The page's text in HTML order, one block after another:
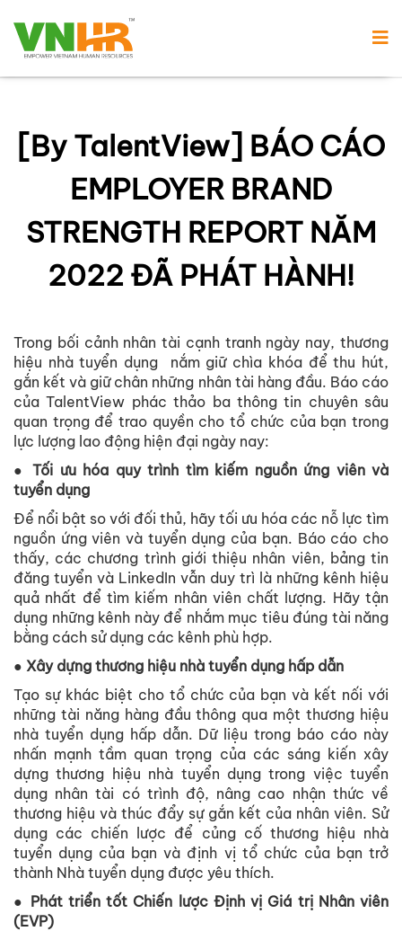
[By TalentView] BÁO CÁO
EMPLOYER BRAND
STRENGTH REPORT NĂM
2022 ĐÃ PHÁT HÀNH!
Trong bối cảnh nhân tài cạnh tranh ngày nay, thương
hiệu nhà tuyển dụng nắm giữ chìa khóa để thu hút,
gắn kết và giữ chân những nhân tài hàng đầu. Báo cáo
của TalentView phác thảo ba thông tin chuyên sâu
quan trọng để trao quyền cho tổ chức của bạn trong
lực lượng lao động hiện đại ngày nay:
● Tối ưu hóa quy trình tìm kiếm nguồn ứng viên và
tuyển dụng
Để nổi bật so với đối thủ, hãy tối ưu hóa các nỗ lực tìm
nguồn ứng viên và tuyển dụng của bạn. Báo cáo cho
thấy, các chương trình giới thiệu nhân viên, bảng tin
đăng tuyển và LinkedIn vẫn duy trì là những kênh hiệu
quả nhất để tìm kiếm nhân viên chất lượng. Hãy tận
dụng những kênh này để nhắm mục tiêu đúng tài năng
bằng cách sử dụng các kênh phù hợp.
● Xây dựng thương hiệu nhà tuyển dụng hấp dẫn
Tạo sự khác biệt cho tổ chức của bạn và kết nối với
những tài năng hàng đầu thông qua một thương hiệu
nhà tuyển dụng hấp dẫn. Dữ liệu trong báo cáo này
nhấn mạnh tầm quan trọng của các sáng kiến ​​xây
dựng thương hiệu nhà tuyển dụng trong việc tuyển
dụng nhân tài có trình độ, nâng cao nhận thức về
thương hiệu và thúc đẩy sự gắn kết của nhân viên. Sử
dụng các chiến lược để củng cố thương hiệu nhà
tuyển dụng của bạn và định vị tổ chức của bạn trở
thành Nhà tuyển dụng được yêu thích.
● Phát triển tốt Chiến lược Định vị Giá trị Nhân viên
(EVP)